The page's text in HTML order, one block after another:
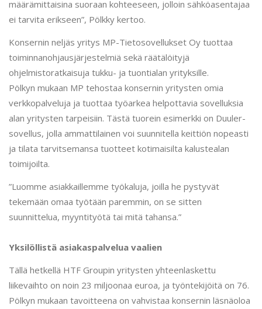
määrämittaisina suoraan kohteeseen, jolloin sähköasentajaa
ei tarvita erikseen”, Pölkky kertoo.
Konsernin neljäs yritys MP-Tietosovellukset Oy tuottaa
toiminnanohjausjärjestelmiä sekä räätälöityjä
ohjelmistoratkaisuja tukku- ja tuontialan yrityksille.
Pölkyn mukaan MP tehostaa konsernin yritysten omia
verkkopalveluja ja tuottaa työarkea helpottavia sovelluksia
alan yritysten tarpeisiin. Tästä tuorein esimerkki on Duuler-
sovellus, jolla ammattilainen voi suunnitella keittiön nopeasti
ja tilata tarvitsemansa tuotteet kotimaisilta kalustealan
toimijoilta.
”Luomme asiakkaillemme työkaluja, joilla he pystyvät
tekemään omaa työtään paremmin, on se sitten
suunnittelua, myyntityötä tai mitä tahansa.”
Yksilöllistä asiakaspalvelua vaalien
Tällä hetkellä HTF Groupin yritysten yhteenlaskettu
liikevaihto on noin 23 miljoonaa euroa, ja työntekijöitä on 76.
Pölkyn mukaan tavoitteena on vahvistaa konsernin läsnäoloa